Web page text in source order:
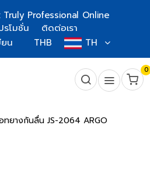
Professional Online
รโมชั่น
ติดต่อเรา
ยน
THB TH
0
ยางกันลื่น JS-2064 ARGO